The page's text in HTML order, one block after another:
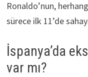
Ronaldo’nun,
sürece ilk 11’de
İspanya’da
var mı?